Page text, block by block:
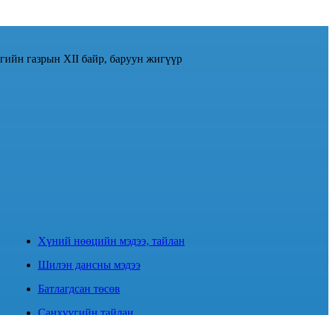
газрын XII байр, баруун жигүүр
Хүний нөөцийн мэдээ, тайлан
Шилэн дансны мэдээ
Батлагдсан төсөв
Санхүүгийн тайлан